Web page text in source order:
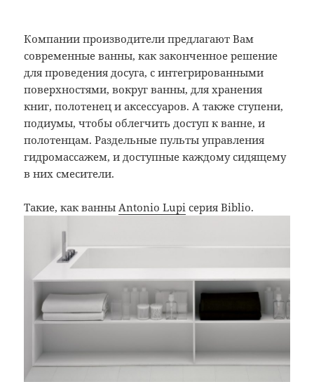
Компании производители предлагают Вам
современные ванны, как законченное решение
для проведения досуга, с интегрированными
поверхностями, вокруг ванны, для хранения
книг, полотенец и аксессуаров. А также ступени,
подиумы, чтобы облегчить доступ к ванне, и
полотенцам. Раздельные пульты управления
гидромассажем, и доступные каждому сидящему
в них смесители.
Такие, как ванныAntonio Lupi серия Biblio.